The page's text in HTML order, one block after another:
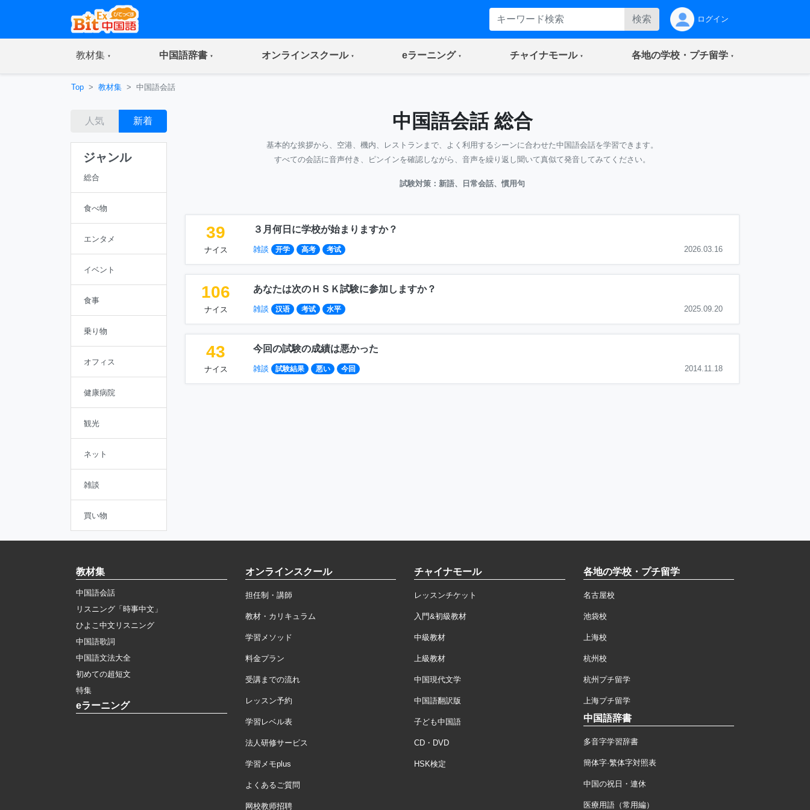
検索 ログイン
教材集(current) 中国語辞書(current) オンラインスクール(current) eラーニング(current) チャイナモール(current) 各地の学校・プチ留学(current)
Top 教材集 中国語会話
人気 新着
ジャンル
総合
食べ物
エンタメ
イベント
食事
乗り物
オフィス
健康病院
観光
ネット
雑談
買い物
中国語会話 総合
基本的な挨拶から、空港、機内、レストランまで、よく利用するシーンに合わせた中国語会話を学習できます。
すべての会話に音声付き、ピンインを確認しながら、音声を繰り返し聞いて真似て発音してみてください。
試験対策：新語、日常会話、慣用句
39
ナイス
３月何日に学校が始まりますか？
雑談 开学 高考 考试 2026.03.16
106
ナイス
あなたは次のＨＳＫ試験に参加しますか？
雑談 汉语 考试 水平 2025.09.20
43
ナイス
今回の試験の成績は悪かった
雑談 試験結果 悪い 今回 2014.11.18
教材集
中国語会話
リスニング「時事中文」
ひよこ中文リスニング
中国語歌詞
中国語文法大全
初めての超短文
特集
eラーニング
オンラインスクール
担任制・講師
教材・カリキュラム
学習メソッド
料金プラン
受講までの流れ
レッスン予約
学習レベル表
法人研修サービス
学習メモplus
よくあるご質問
网校教师招聘
チャイナモール
レッスンチケット
入門&初級教材
中級教材
上級教材
中国現代文学
中国語翻訳版
子ども中国語
CD・DVD
HSK検定
各地の学校・プチ留学
名古屋校
池袋校
上海校
杭州校
杭州プチ留学
上海プチ留学
中国語辞書
多音字学習辞書
簡体字·繁体字対照表
中国の祝日・連休
医療用語（常用編）